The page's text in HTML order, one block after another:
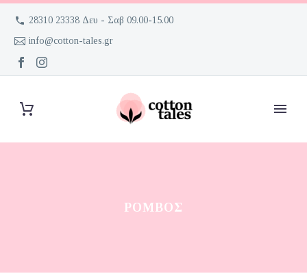
28310 23338 Δευ - Σαβ 09.00-15.00
info@cotton-tales.gr
ΡΌΜΒΟΣ